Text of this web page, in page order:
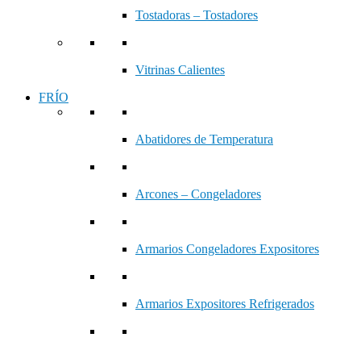
Tostadoras – Tostadores
Vitrinas Calientes
FRÍO
Abatidores de Temperatura
Arcones – Congeladores
Armarios Congeladores Expositores
Armarios Expositores Refrigerados